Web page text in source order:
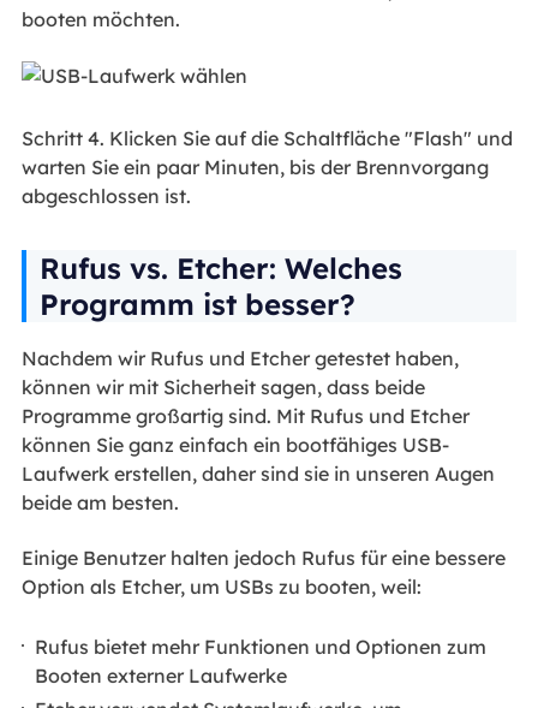
booten möchten.
Schritt 4. Klicken Sie auf die Schaltfläche "Flash" und
warten Sie ein paar Minuten, bis der Brennvorgang
abgeschlossen ist.
Rufus vs. Etcher: Welches
Programm ist besser?
Nachdem wir Rufus und Etcher getestet haben,
können wir mit Sicherheit sagen, dass beide
Programme großartig sind. Mit Rufus und Etcher
können Sie ganz einfach ein bootfähiges USB-
Laufwerk erstellen, daher sind sie in unseren Augen
beide am besten.
Einige Benutzer halten jedoch Rufus für eine bessere
Option als Etcher, um USBs zu booten, weil:
Rufus bietet mehr Funktionen und Optionen zum
Booten externer Laufwerke